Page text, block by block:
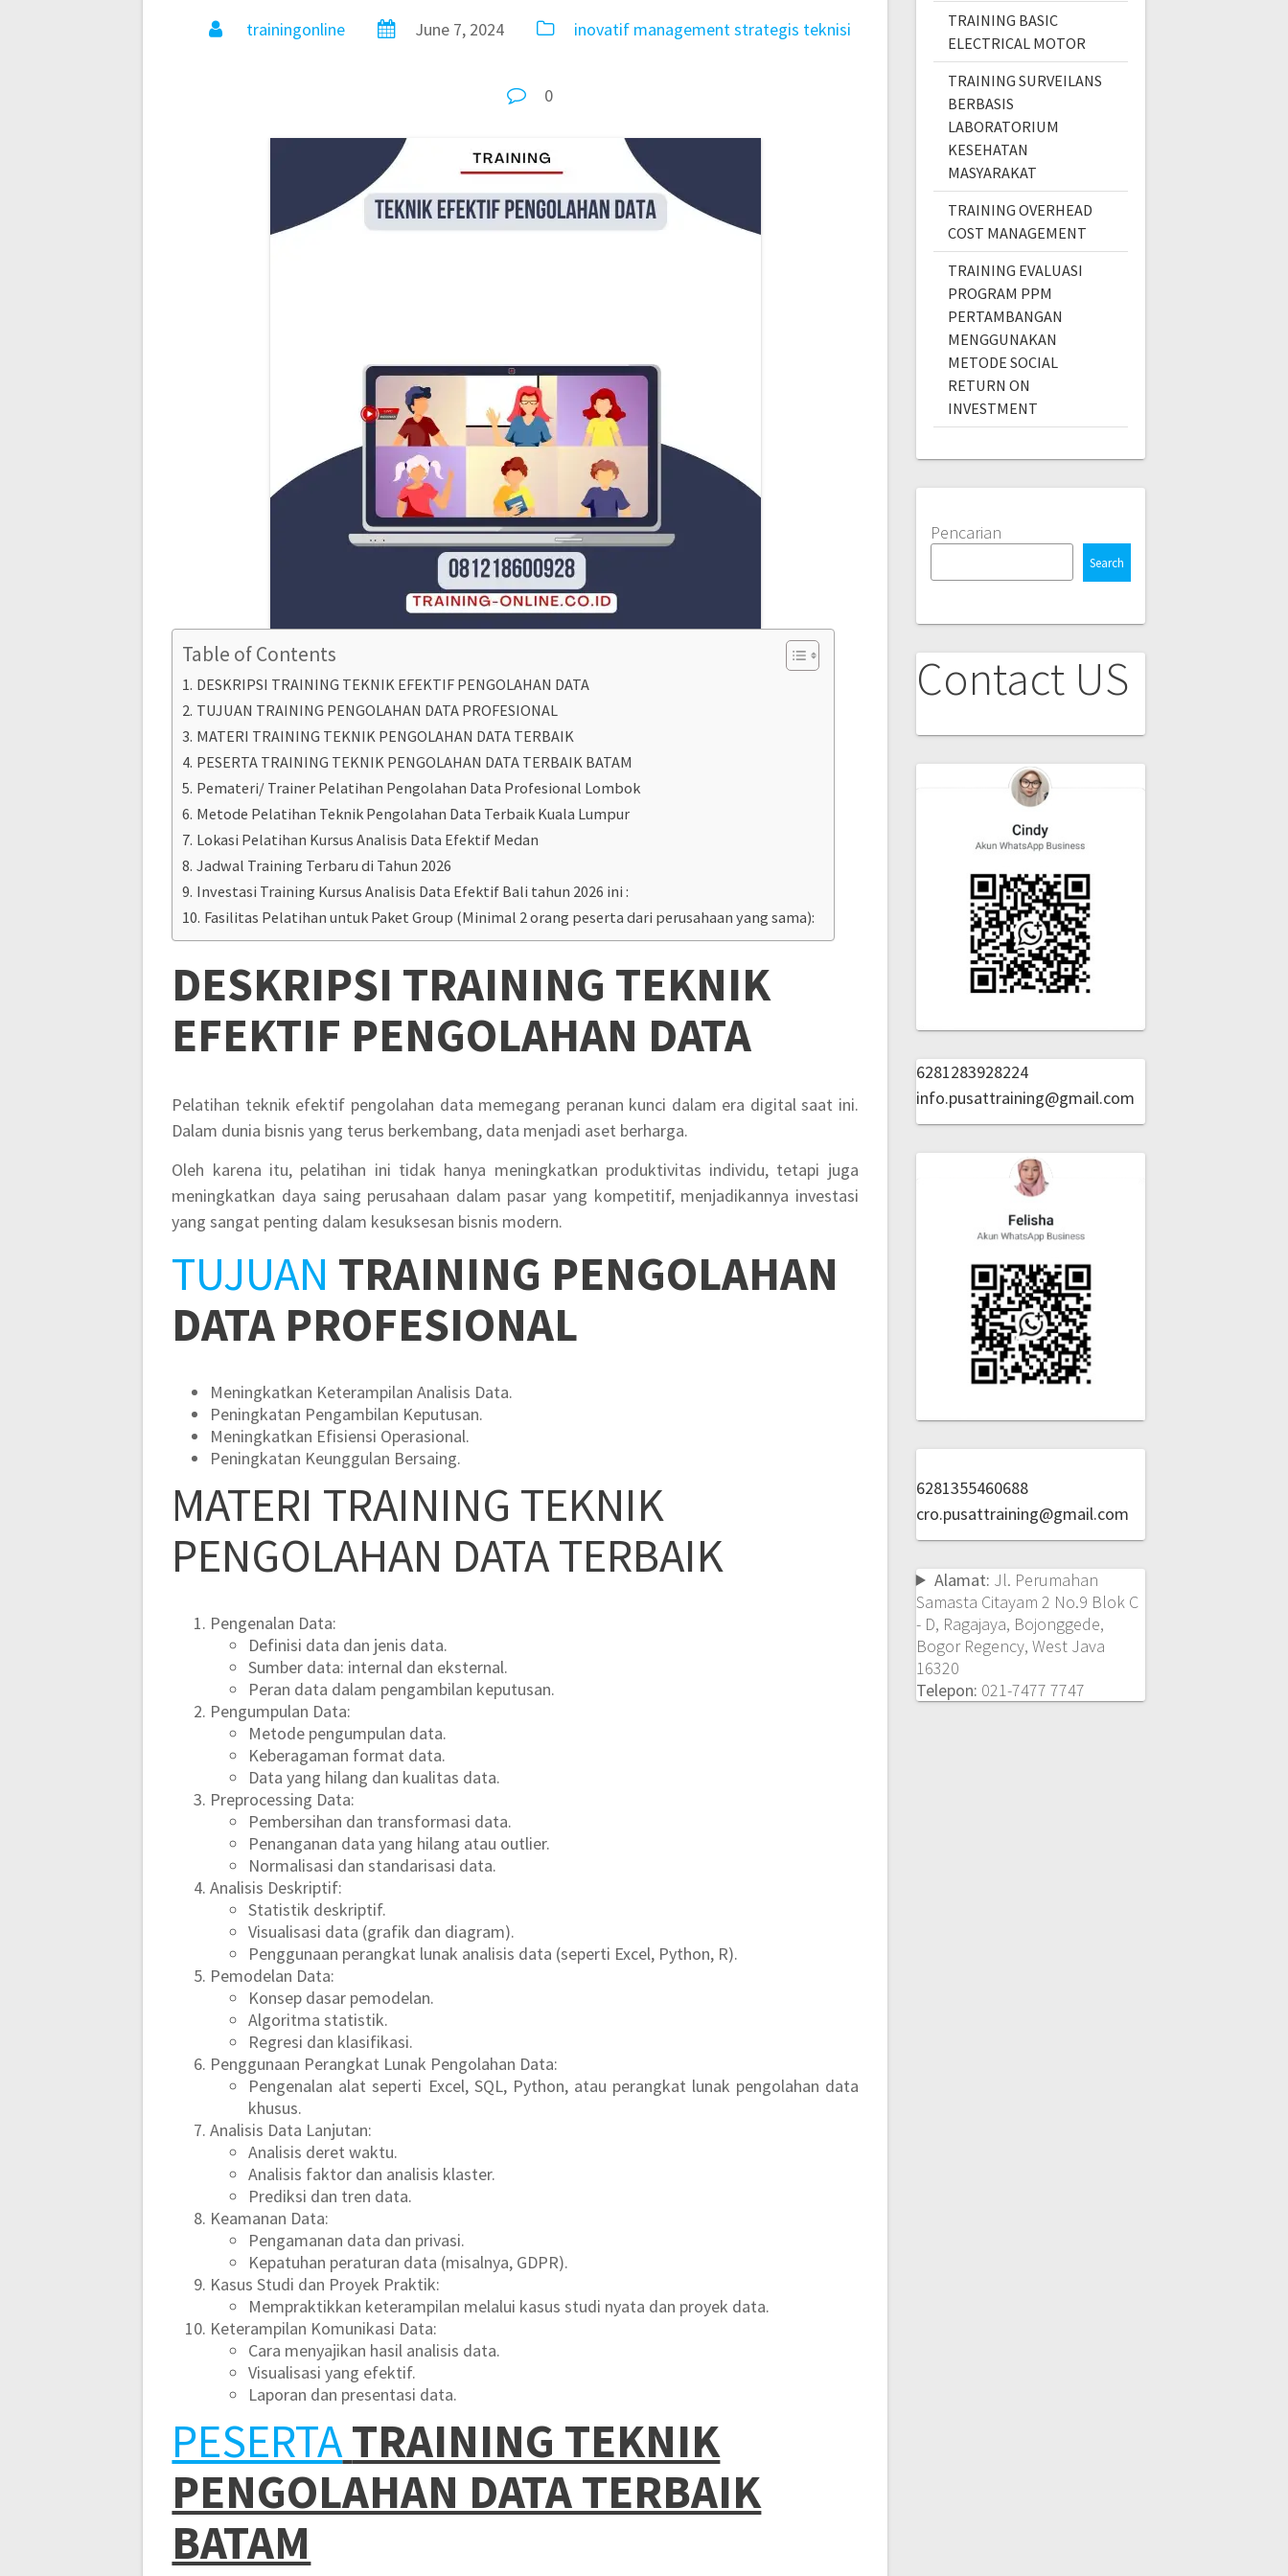
trainingonline June 7, 2024 inovatif managementstrategis teknisi
0
Table of Contents
DESKRIPSI TRAINING TEKNIK EFEKTIF PENGOLAHAN DATA
TUJUAN TRAINING PENGOLAHAN DATA PROFESIONAL
MATERI TRAINING TEKNIK PENGOLAHAN DATA TERBAIK
PESERTA TRAINING TEKNIK PENGOLAHAN DATA TERBAIK BATAM
Pemateri/ Trainer Pelatihan Pengolahan Data Profesional Lombok
Metode Pelatihan Teknik Pengolahan Data Terbaik Kuala Lumpur
Lokasi Pelatihan Kursus Analisis Data Efektif Medan
Jadwal Training Terbaru di Tahun 2026
Investasi Training Kursus Analisis Data Efektif Bali tahun 2026 ini :
Fasilitas Pelatihan untuk Paket Group (Minimal 2 orang peserta dari perusahaan yang sama):
DESKRIPSI TRAINING TEKNIK
EFEKTIF PENGOLAHAN DATA
Pelatihan teknik efektif pengolahan data memegang peranan kunci dalam era digital saat ini.
Dalam dunia bisnis yang terus berkembang, data menjadi aset berharga.
Oleh karena itu, pelatihan ini tidak hanya meningkatkan produktivitas individu, tetapi juga
meningkatkan daya saing perusahaan dalam pasar yang kompetitif, menjadikannya investasi
yang sangat penting dalam kesuksesan bisnis modern.
TUJUAN TRAINING PENGOLAHAN
DATA PROFESIONAL
Meningkatkan Keterampilan Analisis Data.
Peningkatan Pengambilan Keputusan.
Meningkatkan Efisiensi Operasional.
Peningkatan Keunggulan Bersaing.
MATERI TRAINING TEKNIK
PENGOLAHAN DATA TERBAIK
Pengenalan Data:
Definisi data dan jenis data.
Sumber data: internal dan eksternal.
Peran data dalam pengambilan keputusan.
Pengumpulan Data:
Metode pengumpulan data.
Keberagaman format data.
Data yang hilang dan kualitas data.
Preprocessing Data:
Pembersihan dan transformasi data.
Penanganan data yang hilang atau outlier.
Normalisasi dan standarisasi data.
Analisis Deskriptif:
Statistik deskriptif.
Visualisasi data (grafik dan diagram).
Penggunaan perangkat lunak analisis data (seperti Excel, Python, R).
Pemodelan Data:
Konsep dasar pemodelan.
Algoritma statistik.
Regresi dan klasifikasi.
Penggunaan Perangkat Lunak Pengolahan Data:
Pengenalan alat seperti Excel, SQL, Python, atau perangkat lunak pengolahan data
khusus.
Analisis Data Lanjutan:
Analisis deret waktu.
Analisis faktor dan analisis klaster.
Prediksi dan tren data.
Keamanan Data:
Pengamanan data dan privasi.
Kepatuhan peraturan data (misalnya, GDPR).
Kasus Studi dan Proyek Praktik:
Mempraktikkan keterampilan melalui kasus studi nyata dan proyek data.
Keterampilan Komunikasi Data:
Cara menyajikan hasil analisis data.
Visualisasi yang efektif.
Laporan dan presentasi data.
PESERTATRAINING TEKNIK
PENGOLAHAN DATA TERBAIK
BATAM
TRAINING BASIC
ELECTRICAL MOTOR
TRAINING SURVEILANS
BERBASIS
LABORATORIUM
KESEHATAN
MASYARAKAT
TRAINING OVERHEAD
COST MANAGEMENT
TRAINING EVALUASI
PROGRAM PPM
PERTAMBANGAN
MENGGUNAKAN
METODE SOCIAL
RETURN ON
INVESTMENT
Pencarian
Search
Contact US
6281283928224
info.pusattraining@gmail.com
6281355460688
cro.pusattraining@gmail.com
Alamat: Jl. Perumahan
Samasta Citayam 2 No.9 Blok C
- D, Ragajaya, Bojonggede,
Bogor Regency, West Java
16320
Telepon: 021-7477 7747